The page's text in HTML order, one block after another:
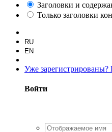
Заголовки и
Только заголовки
RU
EN
Уже зарегистрированы?
Войти